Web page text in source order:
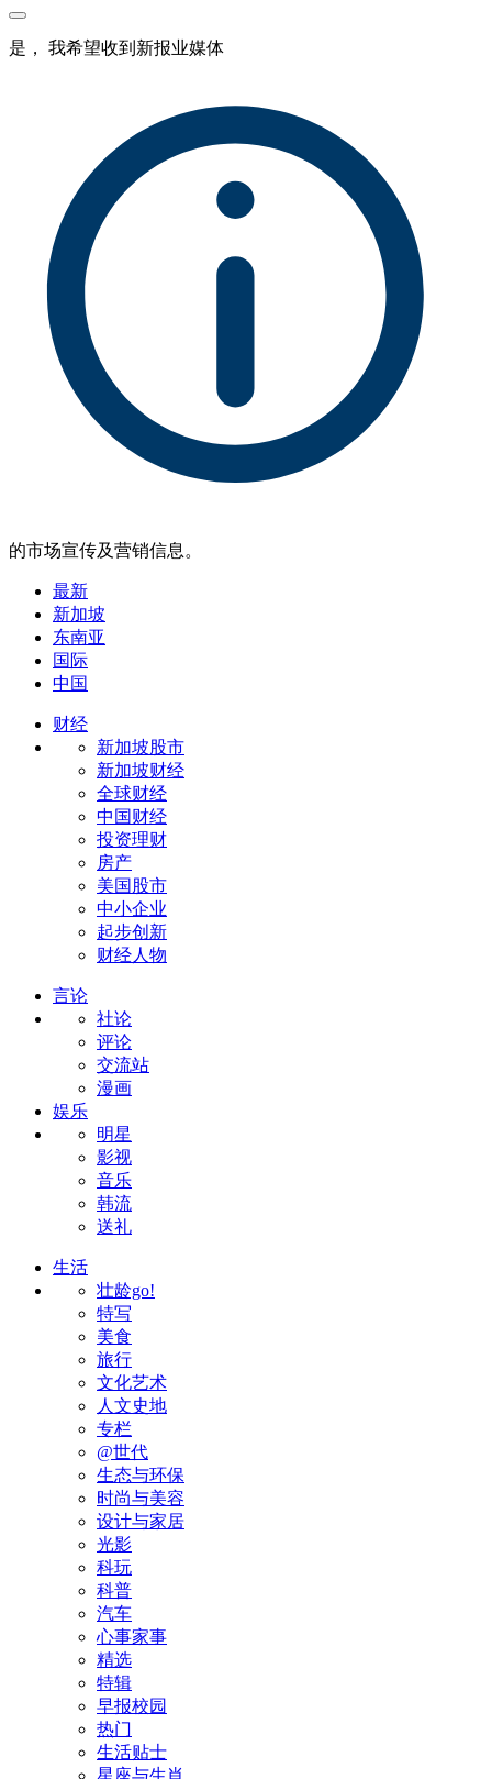
是， 我希望收到新报业媒体
的市场宣传及营销信息。
最新
新加坡
东南亚
国际
中国
财经
新加坡股市
新加坡财经
全球财经
中国财经
投资理财
房产
美国股市
中小企业
起步创新
财经人物
言论
社论
评论
交流站
漫画
娱乐
明星
影视
音乐
韩流
送礼
生活
壮龄go!
特写
美食
旅行
文化艺术
人文史地
专栏
@世代
生态与环保
时尚与美容
设计与家居
光影
科玩
科普
汽车
心事家事
精选
特辑
早报校园
热门
生活贴士